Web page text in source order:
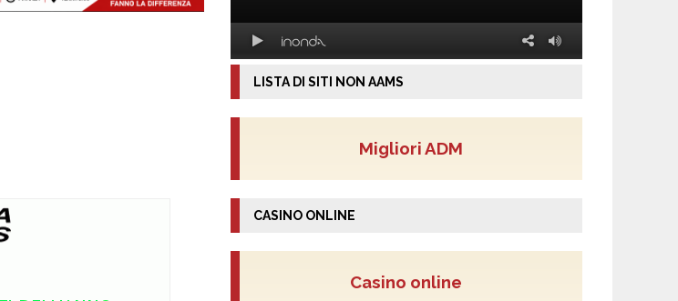
LISTA DI SITI NON AAMS
Migliori ADM
CASINO ONLINE
Casino online